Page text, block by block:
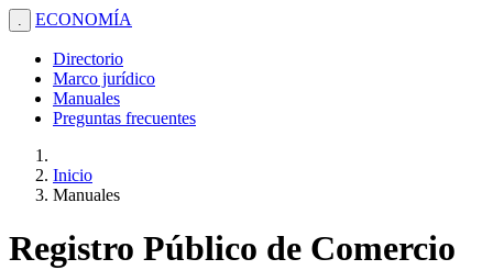
. ECONOMÍA
Directorio
Marco jurídico
Manuales
Preguntas frecuentes
Inicio
Manuales
Registro Público de Comercio